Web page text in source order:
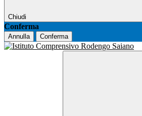
Chiudi
Conferma
Annulla Conferma